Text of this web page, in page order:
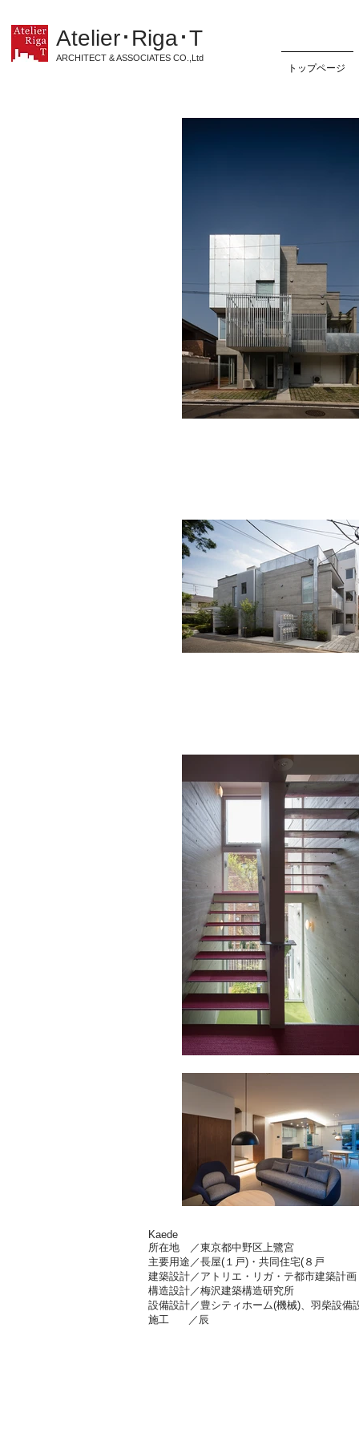
Atelier･Riga･T
ARCHITECT & ASSOCIATES CO.,Ltd
トップページ
Kaede
所在地 ／東京都中野区上鷺宮
主要用途／長屋(１戸)・共同住宅(８戸
建築設計／アトリエ・リガ・テ都市建築計画
構造設計／梅沢建築構造研究所
設備設計／豊シティホーム(機械)、羽柴設備
施工 ／辰